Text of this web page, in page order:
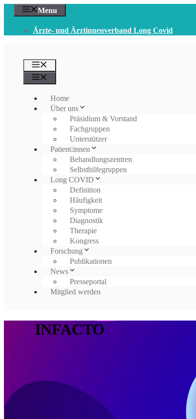
Inhalt
springen
Menu
Ärzte- und Ärztinnenverband Long Covid
Home
Über uns
Präsidium & Vorstand
Fachgruppen
Unterstützer
Patient:innen
Behandlungszentren
Selbsthilfegruppen
Long COVID
Definition
Häufigkeit
Symptome
Diagnostik
Therapie
Kongress
Forschung
Publikationen
News
Presseportal
Mitglied werden
INFACTO